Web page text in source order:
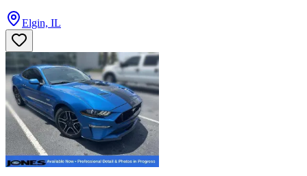
Elgin, IL